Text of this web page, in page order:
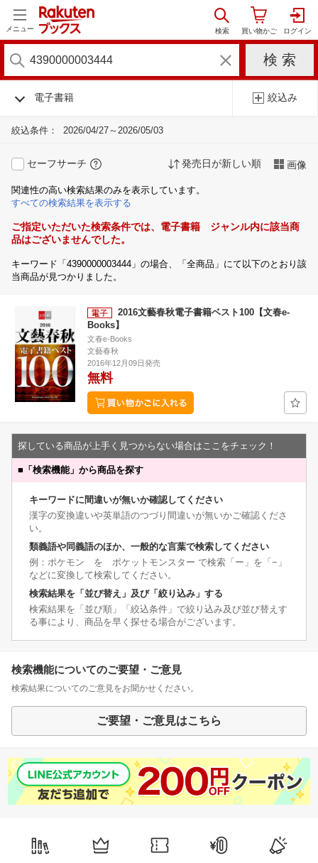
メニュー
電子書籍 絞込み
絞込条件： 2026/04/27～2026/05/03
セーフサーチ 発売日が新しい順 画像
関連性の高い検索結果のみを表示しています。
すべての検索結果を表示する
ご指定いただいた検索条件では、電子書籍 ジャンル内に該当商
品はございませんでした。
キーワード「4390000003444」の場合、「全商品」にて以下のとおり該
当商品が見つかりました。
2016文藝春秋電子書籍ベスト100【文春e-
Books】
文春e-Books
文藝春秋
2016年12月09日発売
無料
探している商品が上手く見つからない場合はここをチェック！
■ 「検索機能」から商品を探す
キーワードに間違いが無いか確認してください
漢字の変換違いや英単語のつづり間違いが無いかご確認くださ
い。
類義語や同義語のほか、一般的な言葉で検索してください
例：ポケモン を ポケットモンスター で検索「ー」を「−」
などに変換して検索してください。
検索結果を「並び替え」及び「絞り込み」する
検索結果を「並び順」「絞込条件」で絞り込み及び並び替えす
る事により、商品を早く探せる場合がございます。
検索機能についてのご要望・ご意見
検索結果についてのご意見をお聞かせください。
ご要望・ご意見はこちら